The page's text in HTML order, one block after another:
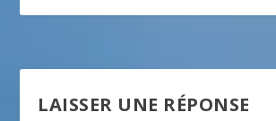
LAISSER UNE RÉPONSE